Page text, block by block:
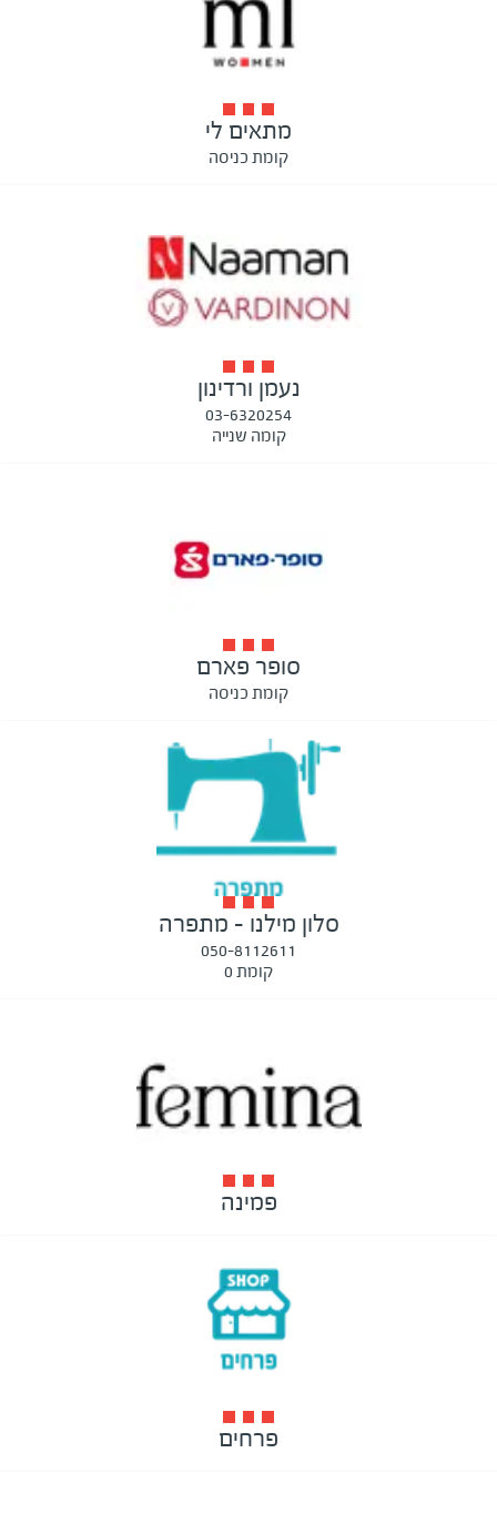
מתאים לי
קומת כניסה
נעמן ורדינון
03-6320254
קומה שנייה
סופר פארם
קומת כניסה
סלון מילנו - מתפרה
050-8112611
קומת 0
פמינה
פרחים